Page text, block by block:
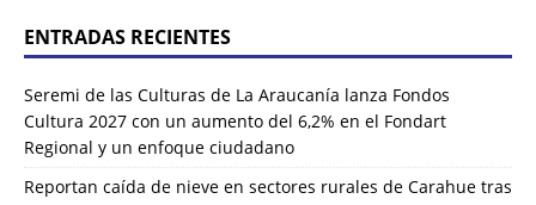
ENTRADAS RECIENTES
Seremi de las Culturas de La Araucanía lanza Fondos
Cultura 2027 con un aumento del 6,2% en el Fondart
Regional y un enfoque ciudadano
Reportan caída de nieve en sectores rurales de Carahue tras